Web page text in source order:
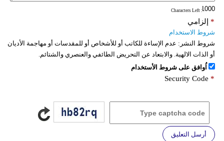
: Characters Left
إلزامي *
شروط الاستخدام
شروط النشر: عدم الإساءة للكاتب أو للأشخاص أو للمقدسات أو مهاجمة الأديان
أو الذات الالهية. والابتعاد عن التحريض الطائفي والعنصري والشتائم.
اُوافق على شروط الأستخدام
Security Code *
أرسل التعليق